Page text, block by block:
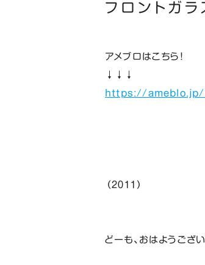
フロントガ
アメブロはこちら！
↓↓↓
https://ameblo.jp/
（２０１１）
どーも、おはようござい